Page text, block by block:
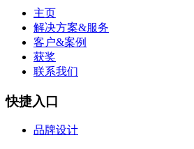
主页
解决方案&服务
客户&案例
获奖
联系我们
快捷入口
品牌设计